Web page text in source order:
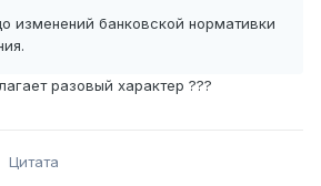
изменений банковской нормативки
разовый характер ???
Цитата